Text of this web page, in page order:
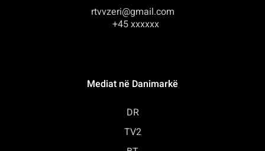
rtvvzeri@gmail.com
+45 xxxxxx
Mediat në Danimarkë
DR
TV2